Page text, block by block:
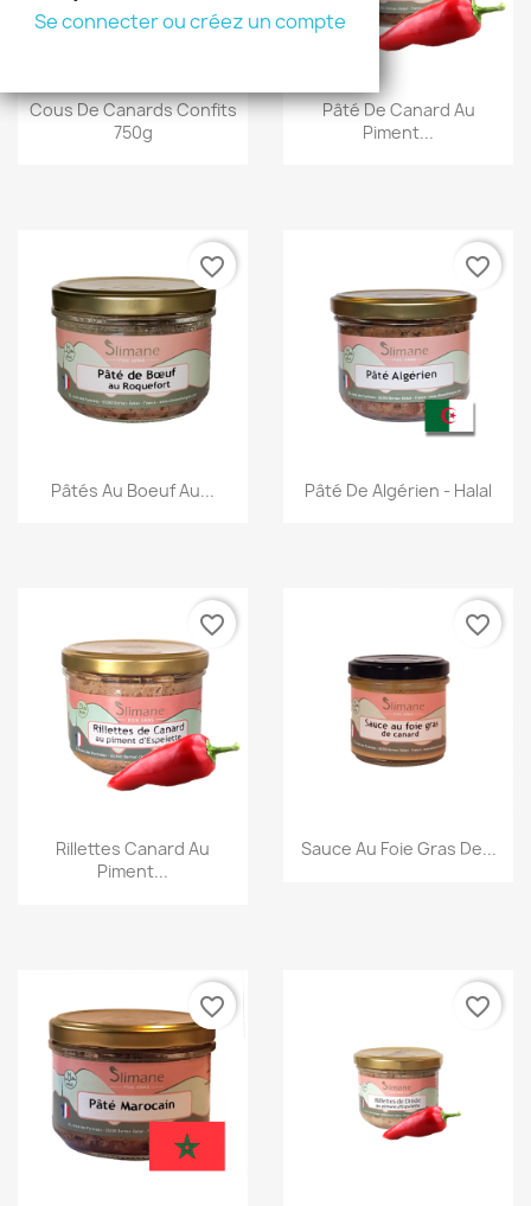
Aperçu rapide
Cous De Canards Confits
750g
Aperçu rapide
Pâté De Canard Au
Piment...
Aperçu rapide
Pâtés Au Boeuf Au...
favorite_border
Aperçu rapide
Pâté De Algérien - Halal
favorite_border
Aperçu rapide
Rillettes Canard Au
Piment...
favorite_border
Aperçu rapide
Sauce Au Foie Gras De...
favorite_border
favorite_border favorite_border
Se connecter ou créez un compte
Se connecter ou créez un compte